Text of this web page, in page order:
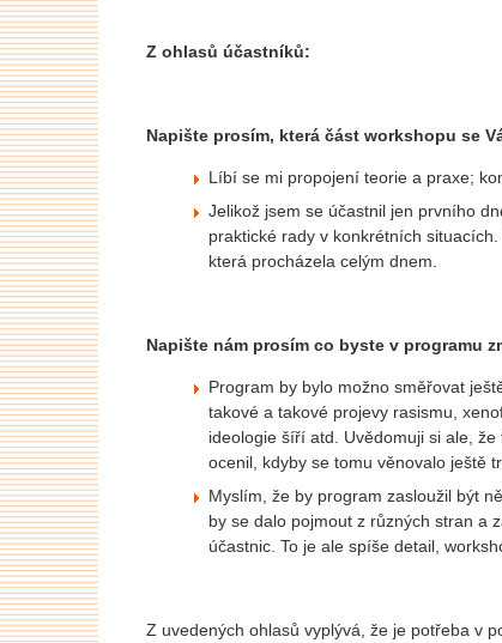
Z ohlasů účastníků:
Napište prosím, která část workshopu se
Líbí se mi propojení teorie a praxe;
Jelikož jsem se účastnil jen prvního
praktické rady v konkrétních
která procházela celým dnem.
Napište nám prosím co byste v programu
Program by bylo možno směřovat
takové a takové projevy rasismu,
ideologie šíří atd. Uvědomuji si ale,
ocenil, kdyby se tomu věnovalo ještě
Myslím, že by program zasloužil být
by se dalo pojmout z různých stran a
účastnic. To je ale spíše detail,
Z uvedených ohlasů vyplývá, že je potřeba v